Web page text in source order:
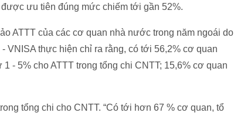
ưu tiên đúng mức chiếm tới gần 52%.
ATTT của các cơ quan nhà nước trong năm ngoái do
VNISA thực hiện chỉ ra rằng, có tới 56,2% cơ quan
- 5% cho ATTT trong tổng chi CNTT; 15,6% cơ quan
tổng chi cho CNTT. “Có tới hơn 67 % cơ quan, tổ